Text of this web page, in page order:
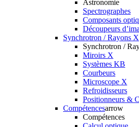
Astronomie
Spectrographes
Composants
Découpeurs
Synchrotron / Rayons X
Synchrotron /
Miroirs X
Systèmes KB
Courbeurs
Microscope X
Refroidisseurs
Positionneurs &
Compétencesarrow
Compétences